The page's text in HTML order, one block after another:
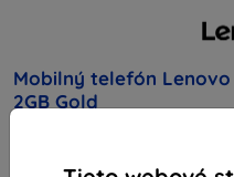
Mobilný telefón Lenovo
2GB Gold